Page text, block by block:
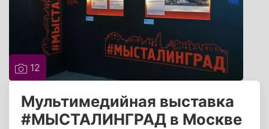
12
Мультимедийная выставка
#МЫСТАЛИНГРАД в Москве